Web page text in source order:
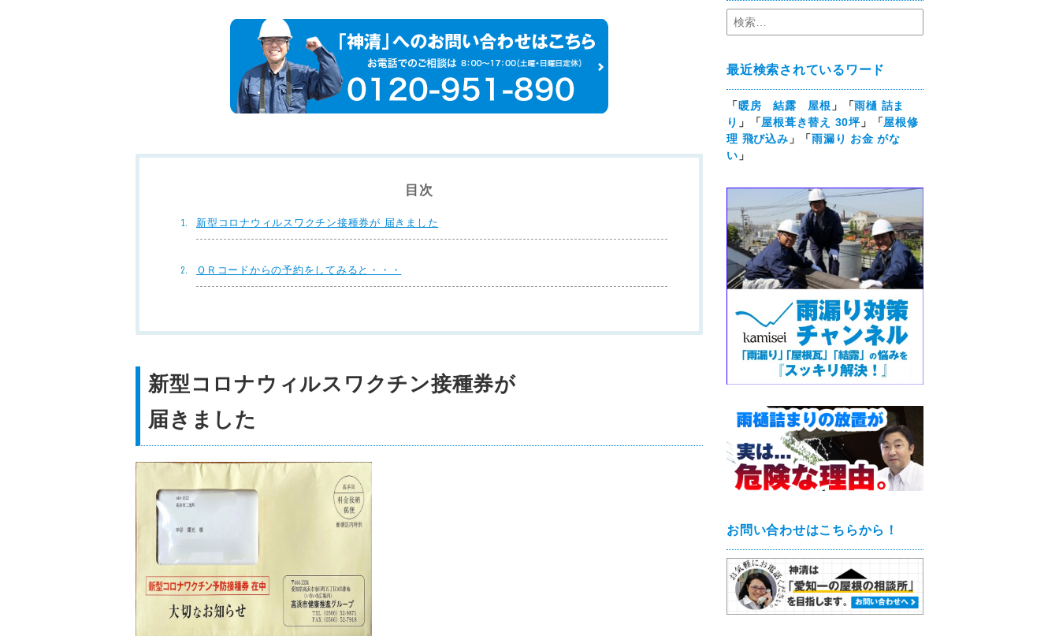
目次
新型コロナウィルスワクチン接種券が 届きました
ＱＲコードからの予約をしてみると・・・
新型コロナウィルスワクチン接種券が
届きました
最近検索されているワード
「暖房 結露 屋根 」「雨樋 詰ま
り 」「屋根葺き替え 30坪」「屋根修
理 飛び込み 」「雨漏り お金 がな
い 」
お問い合わせはこちらから！